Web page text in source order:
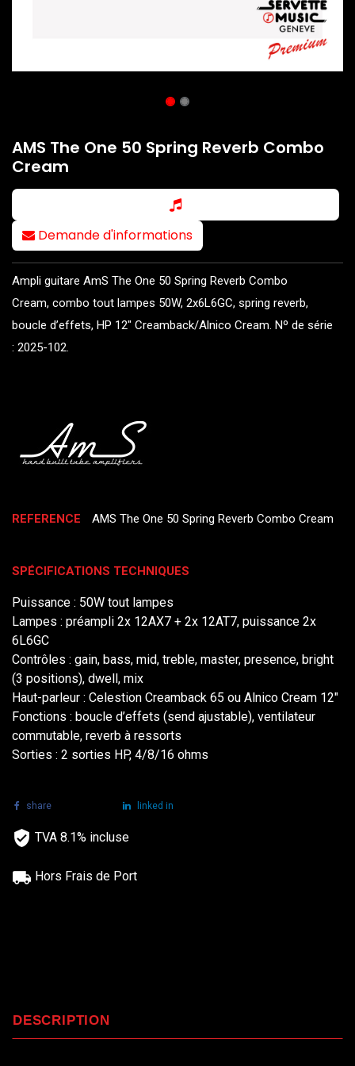
AMS The One 50 Spring Reverb Combo
Cream
Demande d'informations
Ampli guitare AmS The One 50 Spring Reverb Combo
Cream, combo tout lampes 50W, 2x6L6GC, spring reverb,
boucle d’effets, HP 12" Creamback/Alnico Cream. Nº de série
: 2025-102.
REFERENCE AMS The One 50 Spring Reverb Combo Cream
SPÉCIFICATIONS TECHNIQUES
Puissance : 50W tout lampes
Lampes : préampli 2x 12AX7 + 2x 12AT7, puissance 2x
6L6GC
Contrôles : gain, bass, mid, treble, master, presence, bright
(3 positions), dwell, mix
Haut-parleur : Celestion Creamback 65 ou Alnico Cream 12"
Fonctions : boucle d’effets (send ajustable), ventilateur
commutable, reverb à ressorts
Sorties : 2 sorties HP, 4/8/16 ohms
share linked in
TVA 8.1% incluse
Hors Frais de Port
DESCRIPTION